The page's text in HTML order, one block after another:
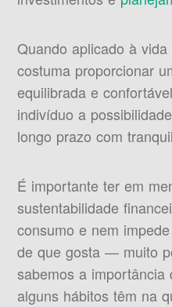
Quando aplicado à
costuma proporcionar
equilibrada e
indivíduo a
longo prazo com
É importante ter em
sustentabilidade
consumo e nem
de que gosta — muito
sabemos a importância
alguns hábitos têm na